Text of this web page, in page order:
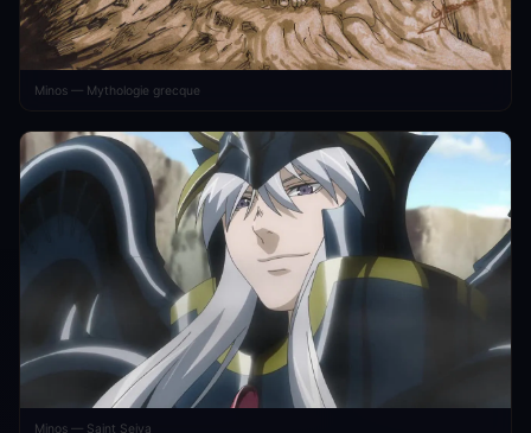
Minos — Mythologie grecque
Minos — Saint Seiya